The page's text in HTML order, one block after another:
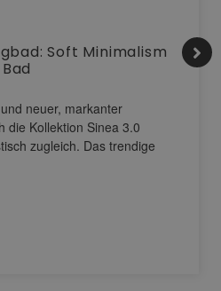
Soft Minimalism
neuer, markanter
die Kollektion Sinea 3.0
zugleich. Das trendige